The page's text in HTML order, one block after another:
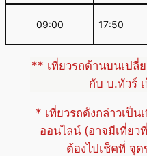
09:00 17:50
** เที่ยวรถด้านบนเปลี่
กับ บ.ทัวร์
* เที่ยวรถดังกล่าวเป็น
ออนไลน์ (อาจมีเที่ยว
ต้องไปเช็คที่ จุ